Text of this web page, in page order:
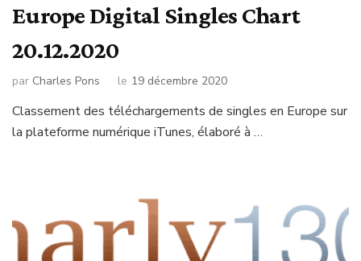
Europe Digital Singles Chart
20.12.2020
par Charles Pons le 19 décembre 2020
Classement des téléchargements de singles en Europe sur
la plateforme numérique iTunes, élaboré à …